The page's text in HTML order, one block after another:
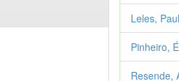
Leles,
Pinheiro,
Resende,